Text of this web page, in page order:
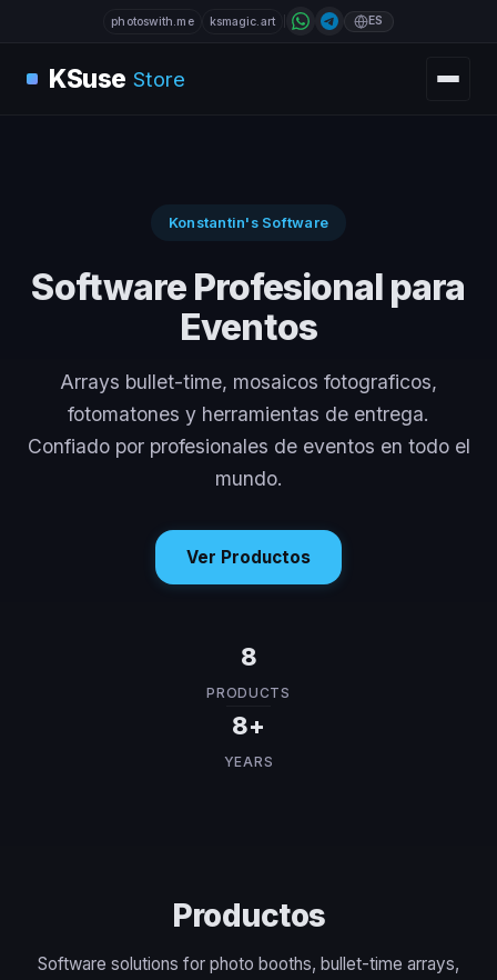
photoswith.me ksmagic.art ES
KSuse Store
Konstantin's Software
Software Profesional para
Eventos
Arrays bullet-time, mosaicos fotograficos,
fotomatones y herramientas de entrega.
Confiado por profesionales de eventos en todo el
mundo.
Ver Productos
8
PRODUCTS
8+
YEARS
Productos
Software solutions for photo booths, bullet-time arrays,